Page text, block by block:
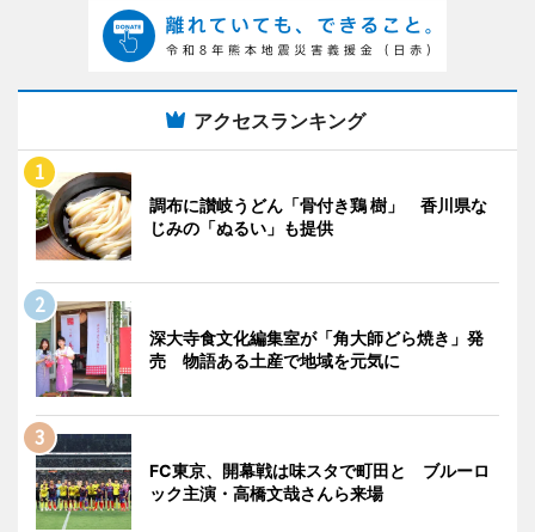
アクセスランキング
調布に讃岐うどん「骨付き鶏 樹」 香川県な
じみの「ぬるい」も提供
深大寺食文化編集室が「角大師どら焼き」発
売 物語ある土産で地域を元気に
FC東京、開幕戦は味スタで町田と ブルーロ
ック主演・高橋文哉さんら来場